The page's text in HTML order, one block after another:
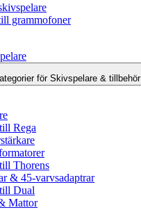
grammofoner
för Skivspelare & tillbehör
Rega
Thorens
& 45-varvsadaptrar
Dual
Mattor